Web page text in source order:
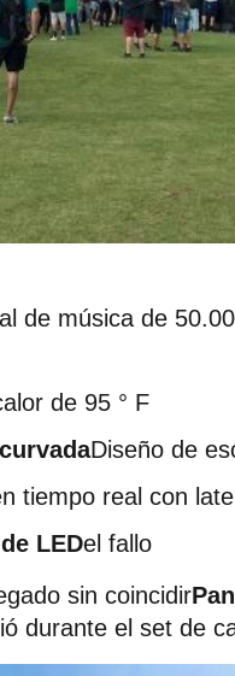
de música de
de 95 ° F
Diseño de
tiempo real con
LEDel fallo
sin coincidir
durante el set de